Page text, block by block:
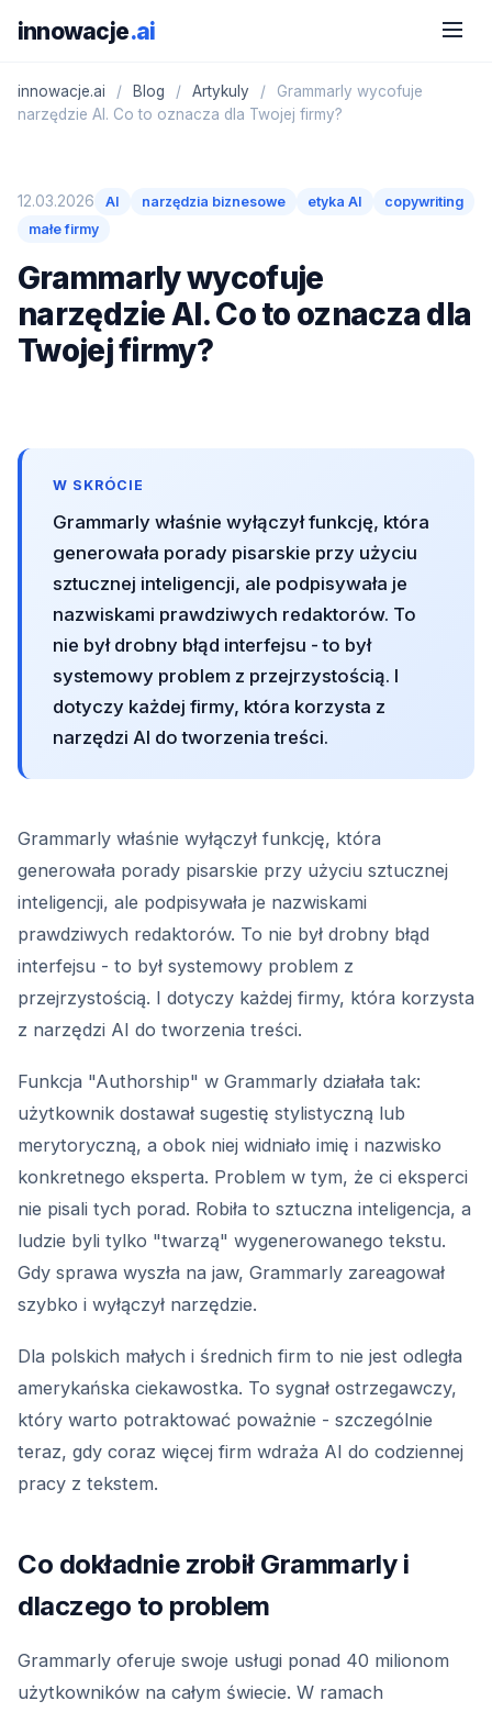
innowacje.ai
innowacje.ai / Blog / Artykuly /
Grammarly wycofuje
narzędzie AI. Co to oznacza dla Twojej firmy?
12.03.2026 AI narzędzia biznesowe etyka AI
copywriting
małe firmy
Grammarly wycofuje
narzędzie AI. Co to oznacza dla
Twojej firmy?
W SKRÓCIE
Grammarly właśnie wyłączył funkcję, która
generowała porady pisarskie przy użyciu
sztucznej inteligencji, ale podpisywała je
nazwiskami prawdziwych redaktorów. To
nie był drobny błąd interfejsu - to był
systemowy problem z przejrzystością. I
dotyczy każdej firmy, która korzysta z
narzędzi AI do tworzenia treści.
Grammarly właśnie wyłączył funkcję, która
generowała porady pisarskie przy użyciu sztucznej
inteligencji, ale podpisywała je nazwiskami
prawdziwych redaktorów. To nie był drobny błąd
interfejsu - to był systemowy problem z
przejrzystością. I dotyczy każdej firmy, która korzysta
z narzędzi AI do tworzenia treści.
Funkcja "Authorship" w Grammarly działała tak:
użytkownik dostawał sugestię stylistyczną lub
merytoryczną, a obok niej widniało imię i nazwisko
konkretnego eksperta. Problem w tym, że ci eksperci
nie pisali tych porad. Robiła to sztuczna inteligencja, a
ludzie byli tylko "twarzą" wygenerowanego tekstu.
Gdy sprawa wyszła na jaw, Grammarly zareagował
szybko i wyłączył narzędzie.
Dla polskich małych i średnich firm to nie jest odległa
amerykańska ciekawostka. To sygnał ostrzegawczy,
który warto potraktować poważnie - szczególnie
teraz, gdy coraz więcej firm wdraża AI do codziennej
pracy z tekstem.
Co dokładnie zrobił Grammarly i
dlaczego to problem
Grammarly oferuje swoje usługi ponad 40 milionom
użytkowników na całym świecie. W ramach